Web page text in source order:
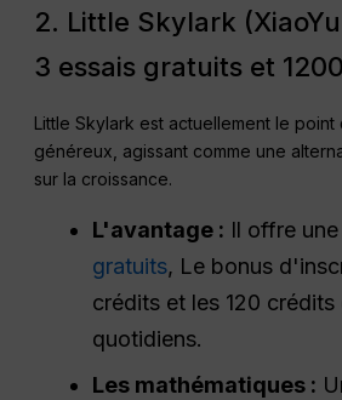
2. Little Skylark
3 essais gratuits et
Little Skylark est actuellement le
généreux, agissant comme une
sur la croissance.
L'avantage : Il offre une
gratuits, Le bonus
crédits et les 120 crédits
quotidiens.
Les mathématiques :